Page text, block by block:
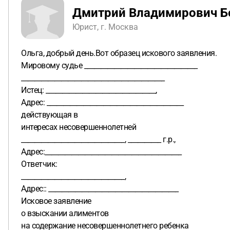
Дмитрий Владимирович
Юрист, г. Москва
Ольга, добрый день.Вот образец искового заявления.
Мировому судье __________________________________
Истец: _________________________________,
Адрес: _________________________________________
действующая в
интересах несовершеннолетней
_______________________________, __________ г.р.,
Адрес:_________________________________________
Ответчик:
_______________________________,
Адрес:: _______________________________________
Исковое заявление
о взыскании алиментов
на содержание несовершеннолетнего ребенка